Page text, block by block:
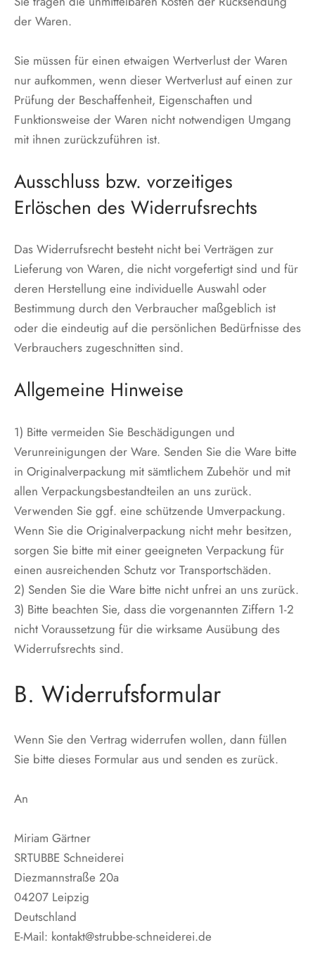
der Waren.
Sie müssen für einen etwaigen Wertverlust der Waren
nur aufkommen, wenn dieser Wertverlust auf einen zur
Prüfung der Beschaffenheit, Eigenschaften und
Funktionsweise der Waren nicht notwendigen Umgang
mit ihnen zurückzuführen ist.
Ausschluss bzw. vorzeitiges
Erlöschen des Widerrufsrechts
Das Widerrufsrecht besteht nicht bei Verträgen zur
Lieferung von Waren, die nicht vorgefertigt sind und für
deren Herstellung eine individuelle Auswahl oder
Bestimmung durch den Verbraucher maßgeblich ist
oder die eindeutig auf die persönlichen Bedürfnisse des
Verbrauchers zugeschnitten sind.
Allgemeine Hinweise
1) Bitte vermeiden Sie Beschädigungen und
Verunreinigungen der Ware. Senden Sie die Ware bitte
in Originalverpackung mit sämtlichem Zubehör und mit
allen Verpackungsbestandteilen an uns zurück.
Verwenden Sie ggf. eine schützende Umverpackung.
Wenn Sie die Originalverpackung nicht mehr besitzen,
sorgen Sie bitte mit einer geeigneten Verpackung für
einen ausreichenden Schutz vor Transportschäden.
2) Senden Sie die Ware bitte nicht unfrei an uns zurück.
3) Bitte beachten Sie, dass die vorgenannten Ziffern 1-2
nicht Voraussetzung für die wirksame Ausübung des
Widerrufsrechts sind.
B. Widerrufsformular
Wenn Sie den Vertrag widerrufen wollen, dann füllen
Sie bitte dieses Formular aus und senden es zurück.
An
Miriam Gärtner
SRTUBBE Schneiderei
Diezmannstraße 20a
04207 Leipzig
Deutschland
E-Mail: kontakt@strubbe-schneiderei.de